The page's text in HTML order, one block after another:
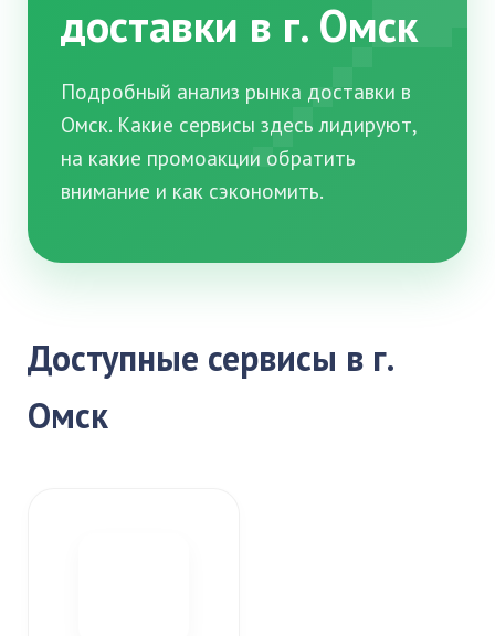
доставки в г. Омск
Подробный анализ рынка доставки в
Омск. Какие сервисы здесь лидируют,
на какие промоакции обратить
внимание и как сэкономить.
Доступные сервисы в г.
Омск